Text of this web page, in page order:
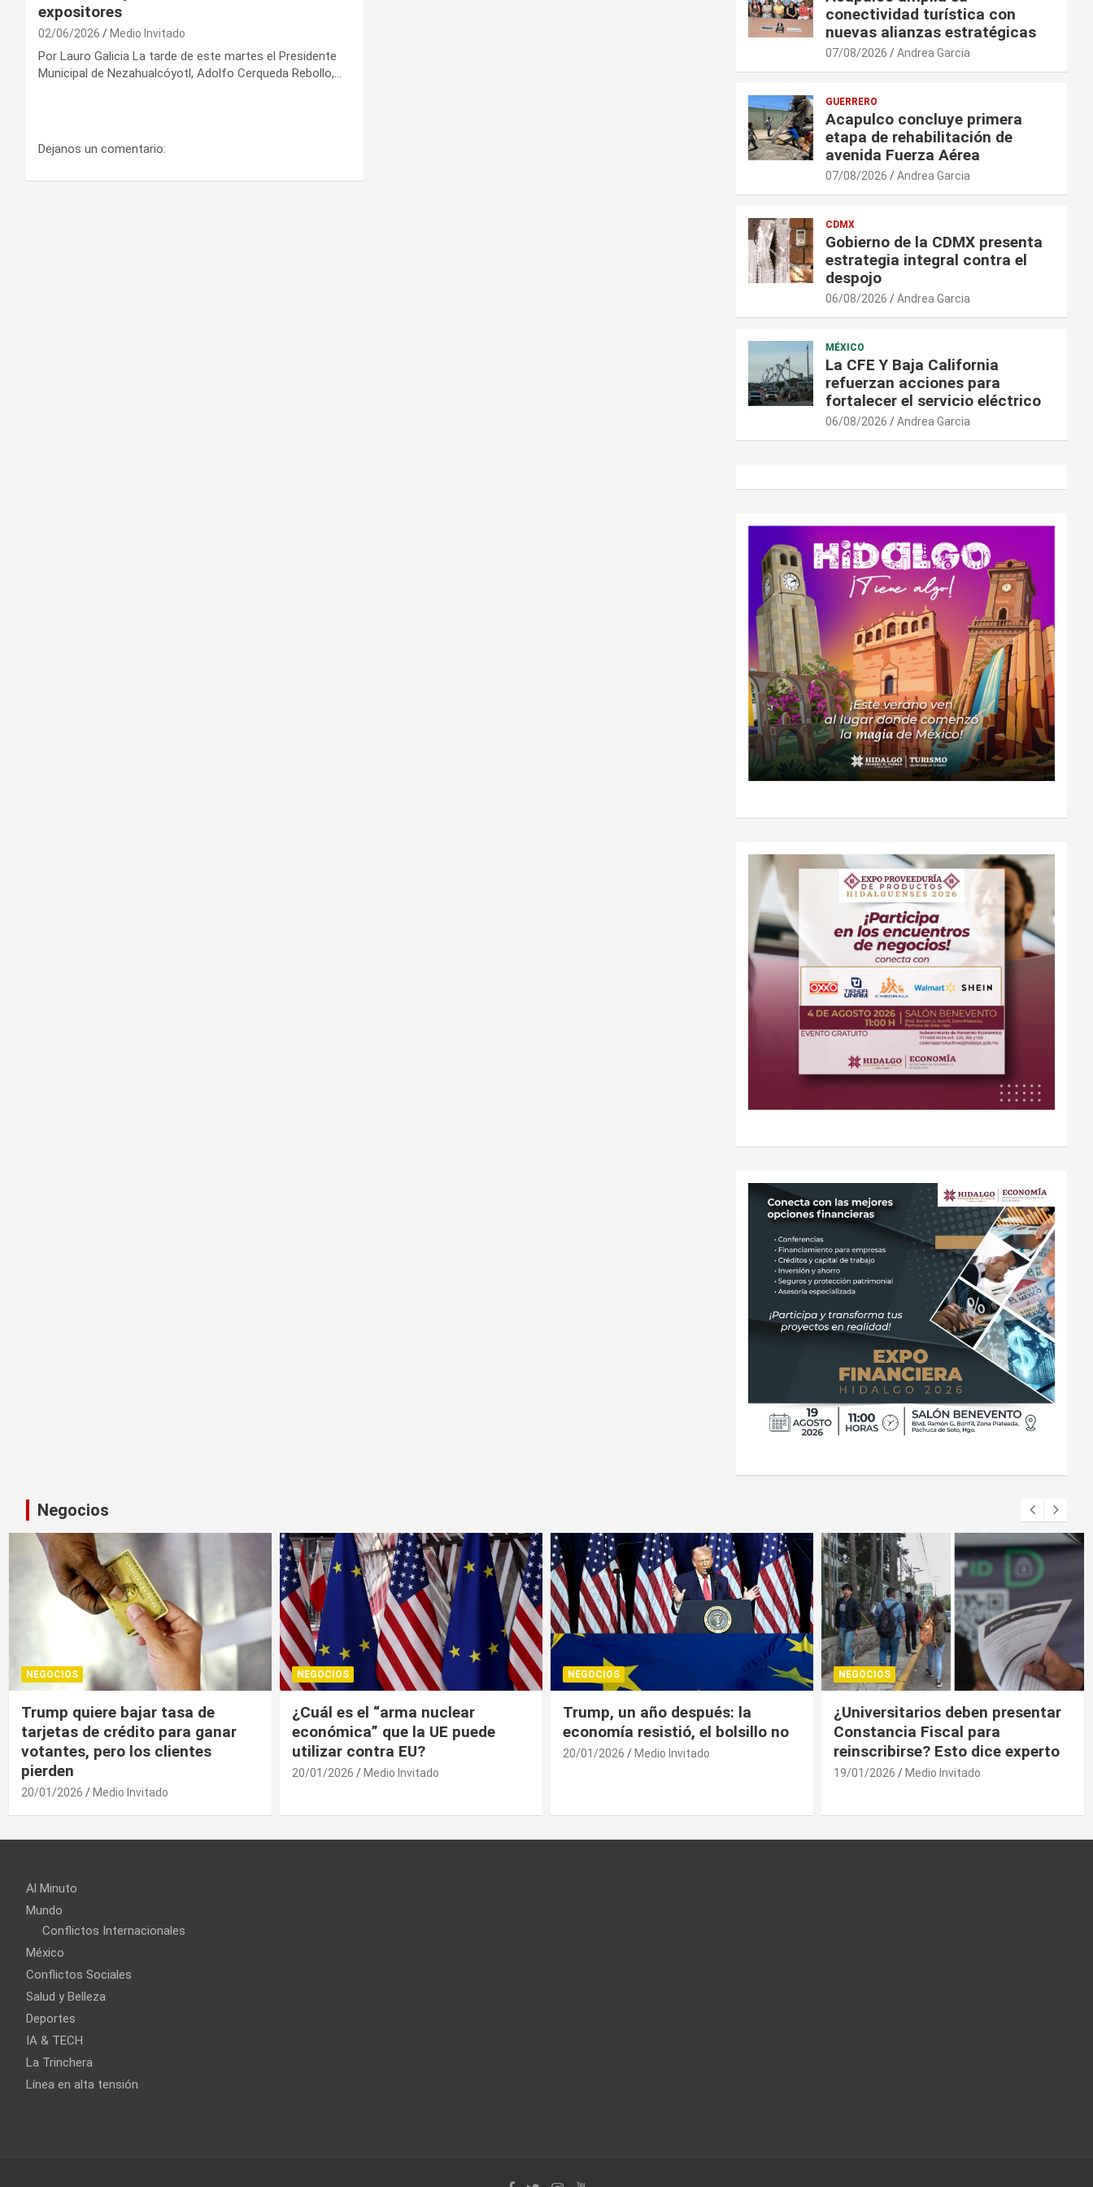
expositores
02/06/2026 Medio Invitado
Por Lauro Galicia La tarde de este martes el Presidente
Municipal de Nezahualcóyotl, Adolfo Cerqueda Rebollo,…
Dejanos un comentario:
conectividad turística con
nuevas alianzas estratégicas
07/08/2026 Andrea Garcia
GUERRERO
Acapulco concluye primera
etapa de rehabilitación de
avenida Fuerza Aérea
07/08/2026 Andrea Garcia
CDMX
Gobierno de la CDMX presenta
estrategia integral contra el
despojo
06/08/2026 Andrea Garcia
MÉXICO
La CFE Y Baja California
refuerzan acciones para
fortalecer el servicio eléctrico
06/08/2026 Andrea Garcia
Negocios
NEGOCIOS
¿Cuál es el “arma nuclear
económica” que la UE puede
utilizar contra EU?
20/01/2026
NEGOCIOS
Trump, un año después: la
economía resistió, el bolsillo no
20/01/2026 Medio Invitado
NEGOCIOS
¿Universitarios deben presentar
Constancia Fiscal para
reinscribirse? Esto dice experto
NEGOCIOS
Trump contiene el déficit
comercial de bienes, pero sin
descenso
19/01/2026 Medio Invitado
Al Minuto
Mundo
Conflictos Internacionales
México
Conflictos Sociales
Salud y Belleza
Deportes
IA & TECH
La Trinchera
Línea en alta tensión